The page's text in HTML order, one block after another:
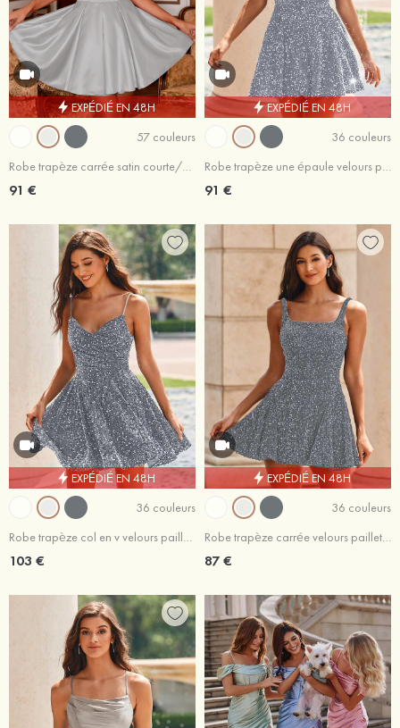
EXPÉDIÉ EN 48H
57 couleurs
Robe trapèze carrée satin courte/mini robe de fête de la rentrée
91 €
EXPÉDIÉ EN 48H
36 couleurs
Robe trapèze une épaule velours paillettes courte/mini robe de fête de la rentrée
91 €
EXPÉDIÉ EN 48H
36 couleurs
Robe trapèze col en v velours paillettes courte/mini robe de fête de la rentrée
103 €
EXPÉDIÉ EN 48H
36 couleurs
Robe trapèze carrée velours paillettes courte/mini robe de fête de la rentrée
87 €